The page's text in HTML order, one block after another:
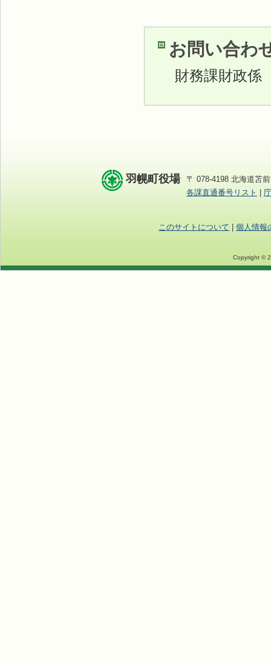
お問い合わ
財務課財政
羽幌町役場
〒 078-4198 北海道苫
各課直通番号リスト
このサイトについて 個人情報
Copyright ©